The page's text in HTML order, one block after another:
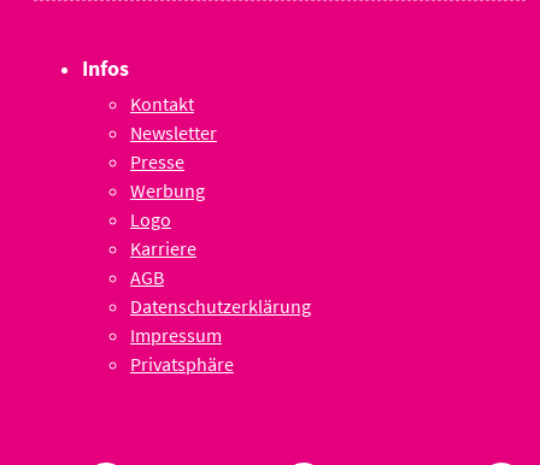
Infos
Kontakt
Newsletter
Presse
Werbung
Logo
Karriere
AGB
Datenschutzerklärung
Impressum
Privatsphäre